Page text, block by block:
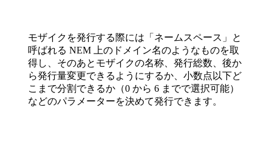
モザイクを発行する際には「ネームスペース」と
呼ばれる NEM 上のドメイン名のようなものを取
得し、そのあとモザイクの名称、発行総数、後か
ら発行量変更できるようにするか、小数点以下ど
こまで分割できるか（0 から 6 までで選択可能）
などのパラメーターを決めて発行できます。